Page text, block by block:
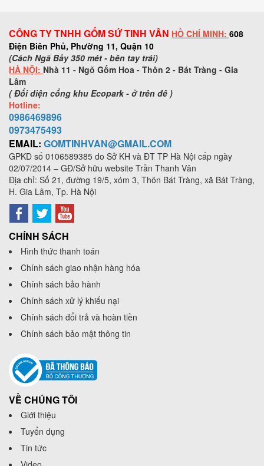
CÔNG TY TNHH GỐM SỨ TINH VÂN HỒ CHÍ MINH: 608
Điện Biên Phủ, Phường 11, Quận 10
(Cách Ngã Bảy 350 mét - bên tay trái)
HÀ NỘI: Nhà 11 - Ngõ Gốm Hoa - Thôn 2 - Bát Tràng - Gia
Lâm
( Đối diện cổng khu Ecopark - ở trên đê )
Hotline:
0986469896
0973475493
EMAIL: GOMTINHVAN@GMAIL.COM
GPKD số 0106589385 do Sở KH và ĐT TP Hà Nội cấp ngày
02/07/2014 – GĐ/Sở hữu website Trần Thanh Vân
Địa chỉ: Số 21, đường 19/5, xóm 3, Thôn Bát Tràng, xã Bát Tràng,
H. Gia Lâm, Tp. Hà Nội
CHÍNH SÁCH
Hình thức thanh toán
Chính sách giao nhận hàng hóa
Chính sách bảo hành
Chính sách xử lý khiếu nại
Chính sách đổi trả và hoàn tiền
Chính sách bảo mật thông tin
VỀ CHÚNG TÔI
Giới thiệu
Tuyển dụng
Tin tức